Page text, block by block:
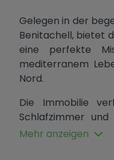
Gelegen in der
Benitachell, bietet
eine perfekte
mediterranem
Nord.
Die Immobilie
Schlafzimmer
ideal für ein
Mehr anzeigen